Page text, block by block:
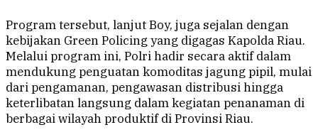
Program tersebut, lanjut Boy, juga sejalan dengan
kebijakan Green Policing yang digagas Kapolda Riau.
Melalui program ini, Polri hadir secara aktif dalam
mendukung penguatan komoditas jagung pipil, mulai
dari pengamanan, pengawasan distribusi hingga
keterlibatan langsung dalam kegiatan penanaman di
berbagai wilayah produktif di Provinsi Riau.